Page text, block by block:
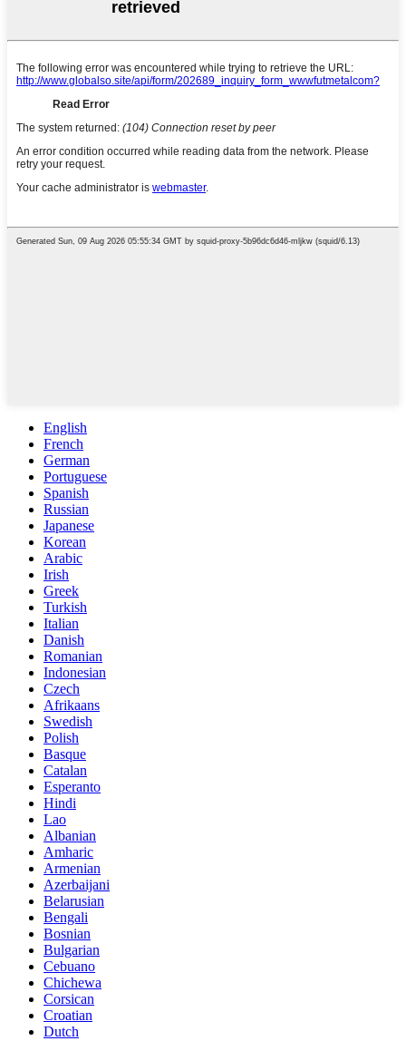
English
French
German
Portuguese
Spanish
Russian
Japanese
Korean
Arabic
Irish
Greek
Turkish
Italian
Danish
Romanian
Indonesian
Czech
Afrikaans
Swedish
Polish
Basque
Catalan
Esperanto
Hindi
Lao
Albanian
Amharic
Armenian
Azerbaijani
Belarusian
Bengali
Bosnian
Bulgarian
Cebuano
Chichewa
Corsican
Croatian
Dutch